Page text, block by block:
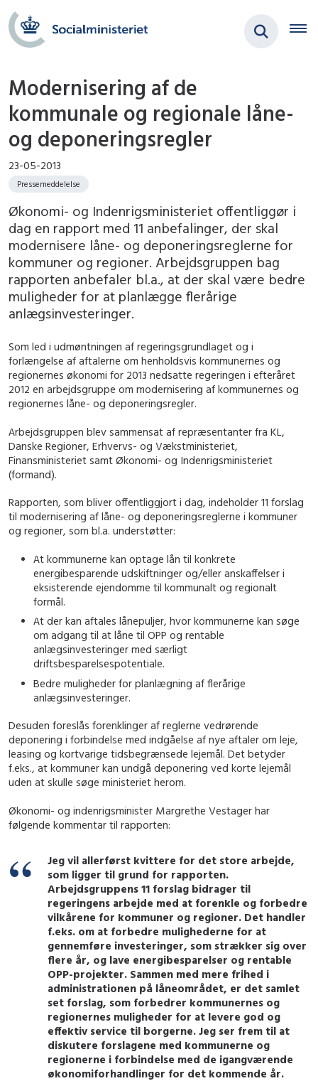
Modernisering af de
kommunale og regionale låne-
og deponeringsregler
23-05-2013
Pressemeddelelse
Økonomi- og Indenrigsministeriet offentliggør i
dag en rapport med 11 anbefalinger, der skal
modernisere låne- og deponeringsreglerne for
kommuner og regioner. Arbejdsgruppen bag
rapporten anbefaler bl.a., at der skal være bedre
muligheder for at planlægge flerårige
anlægsinvesteringer.
Som led i udmøntningen af regeringsgrundlaget og i
forlængelse af aftalerne om henholdsvis kommunernes og
regionernes økonomi for 2013 nedsatte regeringen i efteråret
2012 en arbejdsgruppe om modernisering af kommunernes og
regionernes låne- og deponeringsregler.
Arbejdsgruppen blev sammensat af repræsentanter fra KL,
Danske Regioner, Erhvervs- og Vækstministeriet,
Finansministeriet samt Økonomi- og Indenrigsministeriet
(formand).
Rapporten, som bliver offentliggjort i dag, indeholder 11 forslag
til modernisering af låne- og deponeringsreglerne i kommuner
og regioner, som bl.a. understøtter:
At kommunerne kan optage lån til konkrete
energibesparende udskiftninger og/eller anskaffelser i
eksisterende ejendomme til kommunalt og regionalt
formål.
At der kan aftales lånepuljer, hvor kommunerne kan søge
om adgang til at låne til OPP og rentable
anlægsinvesteringer med særligt
driftsbesparelsespotentiale.
Bedre muligheder for planlægning af flerårige
anlægsinvesteringer.
Desuden foreslås forenklinger af reglerne vedrørende
deponering i forbindelse med indgåelse af nye aftaler om leje,
leasing og kortvarige tidsbegrænsede lejemål. Det betyder
f.eks., at kommuner kan undgå deponering ved korte lejemål
uden at skulle søge ministeriet herom.
Økonomi- og indenrigsminister Margrethe Vestager har
følgende kommentar til rapporten:
Jeg vil allerførst kvittere for det store arbejde,
som ligger til grund for rapporten.
Arbejdsgruppens 11 forslag bidrager til
regeringens arbejde med at forenkle og forbedre
vilkårene for kommuner og regioner. Det handler
f.eks. om at forbedre mulighederne for at
gennemføre investeringer, som strækker sig over
flere år, og lave energibesparelser og rentable
OPP-projekter. Sammen med mere frihed i
administrationen på låneområdet, er det samlet
set forslag, som forbedrer kommunernes og
regionernes muligheder for at levere god og
effektiv service til borgerne. Jeg ser frem til at
diskutere forslagene med kommunerne og
regionerne i forbindelse med de igangværende
økonomiforhandlinger for det kommende år.